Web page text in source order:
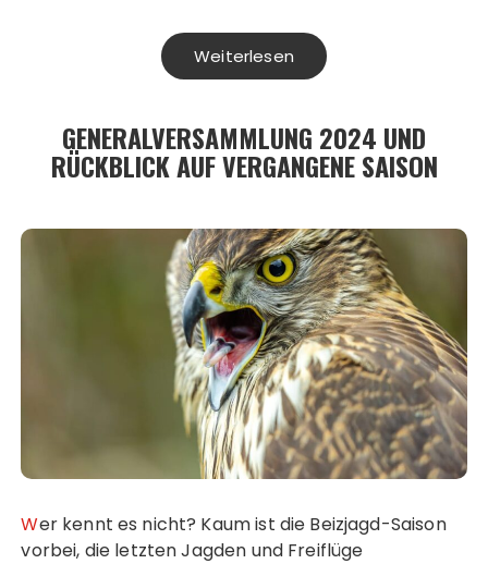
Weiterlesen
GENERALVERSAMMLUNG 2024 UND
RÜCKBLICK AUF VERGANGENE SAISON
Wer kennt es nicht? Kaum ist die Beizjagd-Saison
vorbei, die letzten Jagden und Freiflüge